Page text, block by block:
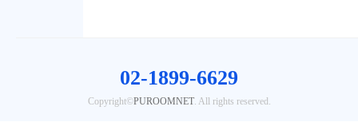
02-1899-6629
Copyright©PUROOMNET. All rights reserved.